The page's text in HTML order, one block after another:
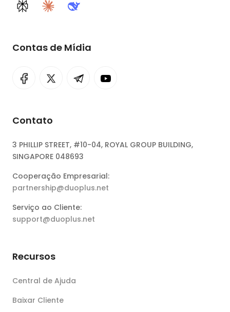
PerplexityClaudeDeepSeek
Contas de Mídia
Contato
3 PHILLIP STREET, #10-04, ROYAL GROUP BUILDING,
SINGAPORE 048693
Cooperação Empresarial:
partnership@duoplus.net
Serviço ao Cliente:
support@duoplus.net
Recursos
Central de Ajuda
Baixar Cliente